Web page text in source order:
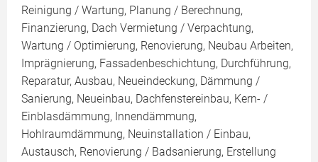
Reinigung / Wartung, Planung / Berechnung,
Finanzierung, Dach Vermietung / Verpachtung,
Wartung / Optimierung, Renovierung, Neubau Arbeiten,
Imprägnierung, Fassadenbeschichtung, Durchführung,
Reparatur, Ausbau, Neueindeckung, Dämmung /
Sanierung, Neueinbau, Dachfenstereinbau, Kern- /
Einblasdämmung, Innendämmung,
Hohlraumdämmung, Neuinstallation / Einbau,
Austausch, Renovierung / Badsanierung, Erstellung